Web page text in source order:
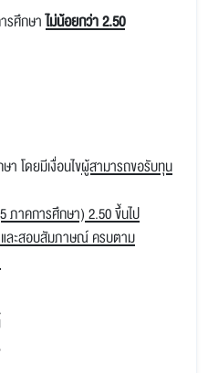
รศึกษาไม่น้อยกว่า 2.50
โดยมีเงื่อนไขผู้สามารถขอรับทุน
ภาคการศึกษา) 2.50 ขึ้นไป
ละสอบสัมภาษณ์ ครบตาม